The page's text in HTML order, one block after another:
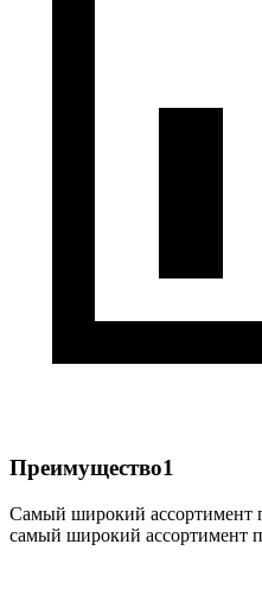
Преимущество1
Самый широкий ассортимент
самый широкий ассортимент